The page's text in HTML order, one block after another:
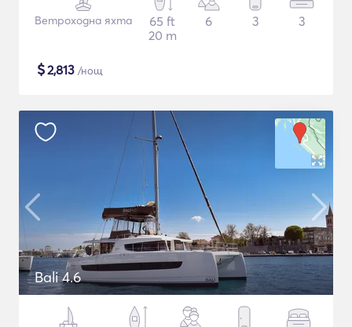
Ветроходна яхта
65 ft
20 m
6 3 3
$2,813 /нощ
Bali 4.6